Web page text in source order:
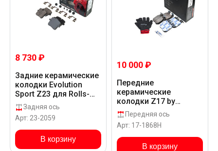
8 730 ₽
Задние керамические
колодки Evolution
Sport Z23 для Rolls-
Royce CULLINAN RR31
Задняя ось
Арт: 23-2059
В корзину
10 000 ₽
Передние
керамические
колодки Z17 by
Powerstop для Rolls-
Royce CULLINAN RR31
Передняя ось
Арт: 17-1868H
В корзину